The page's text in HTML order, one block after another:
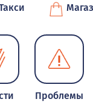
Проблемы